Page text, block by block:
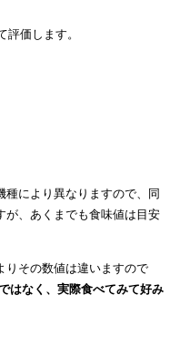
評価します。
により異なりますので、同
が、あくまでも食味値は目安
その数値は違いますので
はなく、実際食べてみて好み